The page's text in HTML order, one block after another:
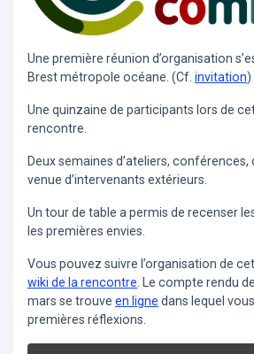
Une première réunion d’organisation
Brest métropole océane. (Cf. invitation)
Une quinzaine de participants lors de
rencontre.
Deux semaines d’ateliers, conférences,
venue d’intervenants extérieurs.
Un tour de table a permis de recenser
les premières envies.
Vous pouvez suivre l’organisation de
wiki de la rencontre . Le compte rendu
mars se trouve en ligne dans lequel
premières réflexions.